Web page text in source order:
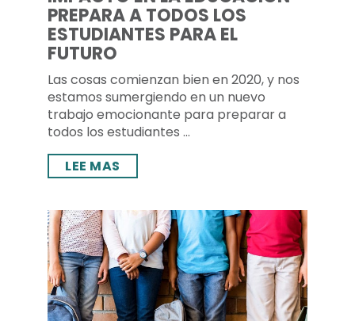
PREPARA A TODOS LOS
ESTUDIANTES PARA EL
FUTURO
Las cosas comienzan bien en 2020, y nos
estamos sumergiendo en un nuevo
trabajo emocionante para preparar a
todos los estudiantes ...
LEE MAS